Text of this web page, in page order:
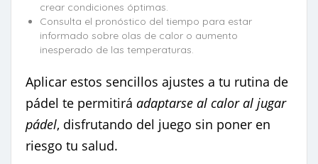
crear condiciones óptimas.
Consulta el pronóstico del tiempo para estar
informado sobre olas de calor o aumento
inesperado de las temperaturas.
Aplicar estos sencillos ajustes a tu rutina de
pádel te permitirá adaptarse al calor al jugar
pádel, disfrutando del juego sin poner en
riesgo tu salud.